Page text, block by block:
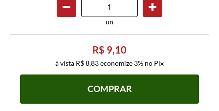
un
R$ 9,10
à vista R$ 8,83economize 3% no Pix
COMPRAR